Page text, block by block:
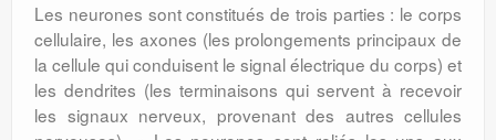
Les neurones sont constitués de trois parties : le corps
cellulaire, les axones (les prolongements principaux de
la cellule qui conduisent le signal électrique du corps) et
les dendrites (les terminaisons qui servent à recevoir
les signaux nerveux, provenant des autres cellules